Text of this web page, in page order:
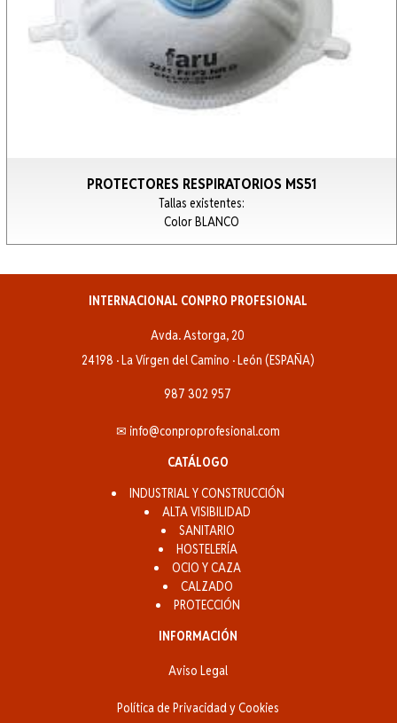
PROTECTORES RESPIRATORIOS MS51
Tallas existentes:
Color BLANCO
INTERNACIONAL CONPRO PROFESIONAL
Avda. Astorga, 20
24198 · La Vírgen del Camino · León (ESPAÑA)
987 302 957
✉ info@conproprofesional.com
CATÁLOGO
INDUSTRIAL Y CONSTRUCCIÓN
ALTA VISIBILIDAD
SANITARIO
HOSTELERÍA
OCIO Y CAZA
CALZADO
PROTECCIÓN
INFORMACIÓN
Aviso Legal
Política de Privacidad y Cookies